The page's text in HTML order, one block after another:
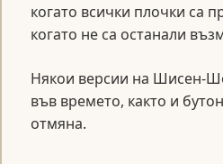
когато всички плочки са
когато не са останали
Някои версии на Шисен-
във времето, както и
отмяна.